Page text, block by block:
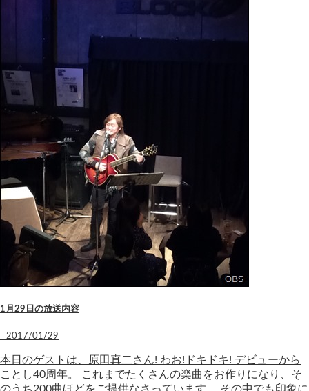
1月29日の放送内容
2017/01/29
本日のゲストは、原田真二さん! わお!ドキドキ! デビューから
ことし40周年。 これまでたくさんの楽曲をお作りになり、そ
のうち200曲ほどをご提供なさっています。 その中でも印象に